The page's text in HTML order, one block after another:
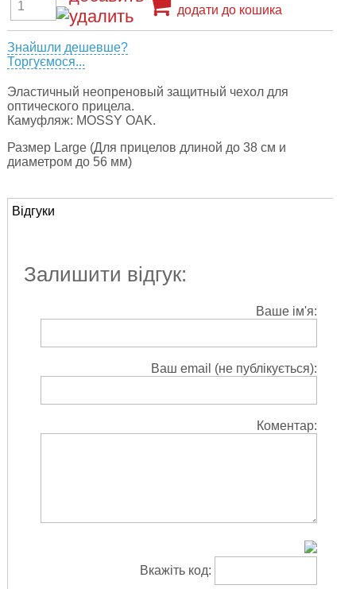
додати до кошика
Знайшли дешевше?
Торгуємося...
Эластичный неопреновый защитный чехол для
оптического прицела.
Камуфляж: MOSSY OAK.
Размер Large (Для прицелов длиной до 38 см и
диаметром до 56 мм)
Відгуки
Залишити відгук:
Ваше ім'я:
Ваш email (не публікується):
Коментар:
Вкажіть код: